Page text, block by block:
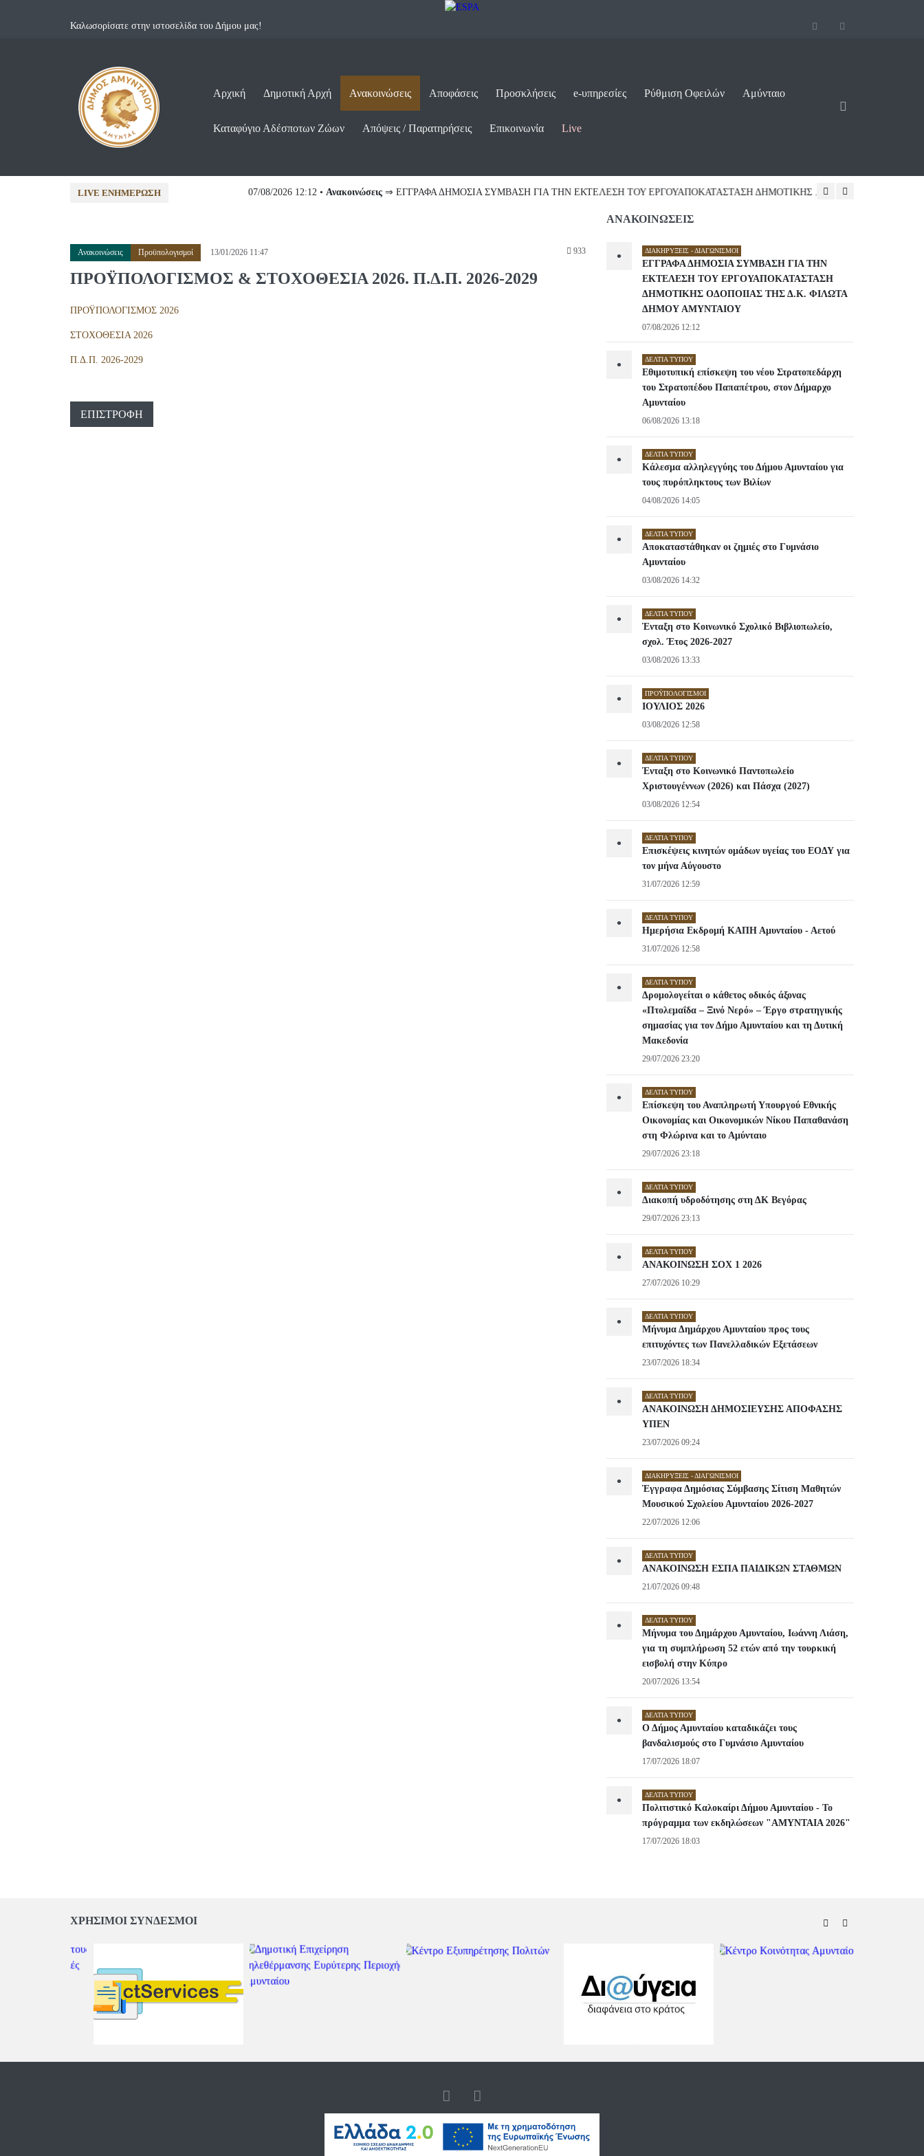
Καλωσορίσατε στην ιστοσελίδα του Δήμου μας!
Αρχική Δημοτική Αρχή Ανακοινώσεις Αποφάσεις Προσκλήσεις e-υπηρεσίες Ρύθμιση Οφειλών Αμύνταιο
Καταφύγιο Αδέσποτων Ζώων Απόψεις / Παρατηρήσεις Επικοινωνία Live
LIVE ΕΝΗΜΈΡΩΣΗ 07/08/2026 12:12 •Ανακοινώσεις⇒ ΕΓΓΡΑΦΑ ΔΗΜΟΣΙΑ ΣΥΜΒΑΣΗ ΓΙΑ ΤΗΝ ΕΚΤΕΛΕΣΗ ΤΟΥ ΕΡΓΟΥΑΠΟΚΑΤΑΣΤΑΣΗ ΔΗΜΟΤΙΚΗΣ ...
Ανακοινώσεις Προϋπολογισμοί 13/01/2026 11:47 933
ΠΡΟΫΠΟΛΟΓΙΣΜΟΣ & ΣΤΟΧΟΘΕΣΙΑ 2026. Π.Δ.Π. 2026-2029
ΠΡΟΫΠΟΛΟΓΙΣΜΟΣ 2026
ΣΤΟΧΟΘΕΣΙΑ 2026
Π.Δ.Π. 2026-2029
ΕΠΙΣΤΡΟΦΉ
ΑΝΑΚΟΙΝΩΣΕΙΣ
• ΔΙΑΚΗΡΎΞΕΙΣ - ΔΙΑΓΩΝΙΣΜΟΊ
ΕΓΓΡΑΦΑ ΔΗΜΟΣΙΑ ΣΥΜΒΑΣΗ ΓΙΑ ΤΗΝ
ΕΚΤΕΛΕΣΗ ΤΟΥ ΕΡΓΟΥΑΠΟΚΑΤΑΣΤΑΣΗ
ΔΗΜΟΤΙΚΗΣ ΟΔΟΠΟΙΙΑΣ ΤΗΣ Δ.Κ. ΦΙΛΩΤΑ
ΔΗΜΟΥ ΑΜΥΝΤΑΙΟΥ
07/08/2026 12:12
• ΔΕΛΤΊΑ ΤΎΠΟΥ
Εθιμοτυπική επίσκεψη του νέου Στρατοπεδάρχη
του Στρατοπέδου Παπαπέτρου, στον Δήμαρχο
Αμυνταίου
06/08/2026 13:18
• ΔΕΛΤΊΑ ΤΎΠΟΥ
Κάλεσμα αλληλεγγύης του Δήμου Αμυνταίου για
τους πυρόπληκτους των Βιλίων
04/08/2026 14:05
• ΔΕΛΤΊΑ ΤΎΠΟΥ
Αποκαταστάθηκαν οι ζημιές στο Γυμνάσιο
Αμυνταίου
03/08/2026 14:32
• ΔΕΛΤΊΑ ΤΎΠΟΥ
Ένταξη στο Κοινωνικό Σχολικό Βιβλιοπωλείο,
σχολ. Έτος 2026-2027
03/08/2026 13:33
• ΠΡΟΫΠΟΛΟΓΙΣΜΟΊ
ΙΟΥΛΙΟΣ 2026
03/08/2026 12:58
• ΔΕΛΤΊΑ ΤΎΠΟΥ
Ένταξη στο Κοινωνικό Παντοπωλείο
Χριστουγέννων (2026) και Πάσχα (2027)
03/08/2026 12:54
• ΔΕΛΤΊΑ ΤΎΠΟΥ
Επισκέψεις κινητών ομάδων υγείας του ΕΟΔΥ για
τον μήνα Αύγουστο
31/07/2026 12:59
• ΔΕΛΤΊΑ ΤΎΠΟΥ
Ημερήσια Εκδρομή ΚΑΠΗ Αμυνταίου - Αετού
31/07/2026 12:58
• ΔΕΛΤΊΑ ΤΎΠΟΥ
Δρομολογείται ο κάθετος οδικός άξονας
«Πτολεμαΐδα – Ξινό Νερό» – Έργο στρατηγικής
σημασίας για τον Δήμο Αμυνταίου και τη Δυτική
Μακεδονία
29/07/2026 23:20
• ΔΕΛΤΊΑ ΤΎΠΟΥ
Επίσκεψη του Αναπληρωτή Υπουργού Εθνικής
Οικονομίας και Οικονομικών Νίκου Παπαθανάση
στη Φλώρινα και το Αμύνταιο
29/07/2026 23:18
• ΔΕΛΤΊΑ ΤΎΠΟΥ
Διακοπή υδροδότησης στη ΔΚ Βεγόρας
29/07/2026 23:13
• ΔΕΛΤΊΑ ΤΎΠΟΥ
ΑΝΑΚΟΙΝΩΣΗ ΣΟΧ 1 2026
27/07/2026 10:29
• ΔΕΛΤΊΑ ΤΎΠΟΥ
Μήνυμα Δημάρχου Αμυνταίου προς τους
επιτυχόντες των Πανελλαδικών Εξετάσεων
23/07/2026 18:34
• ΔΕΛΤΊΑ ΤΎΠΟΥ
ΑΝΑΚΟΙΝΩΣΗ ΔΗΜΟΣΙΕΥΣΗΣ ΑΠΟΦΑΣΗΣ
ΥΠΕΝ
23/07/2026 09:24
• ΔΙΑΚΗΡΎΞΕΙΣ - ΔΙΑΓΩΝΙΣΜΟΊ
Έγγραφα Δημόσιας Σύμβασης Σίτιση Μαθητών
Μουσικού Σχολείου Αμυνταίου 2026-2027
22/07/2026 12:06
• ΔΕΛΤΊΑ ΤΎΠΟΥ
ΑΝΑΚΟΙΝΩΣΗ ΕΣΠΑ ΠΑΙΔΙΚΩΝ ΣΤΑΘΜΩΝ
21/07/2026 09:48
• ΔΕΛΤΊΑ ΤΎΠΟΥ
Μήνυμα του Δημάρχου Αμυνταίου, Ιωάννη Λιάση,
για τη συμπλήρωση 52 ετών από την τουρκική
εισβολή στην Κύπρο
20/07/2026 13:54
• ΔΕΛΤΊΑ ΤΎΠΟΥ
Ο Δήμος Αμυνταίου καταδικάζει τους
βανδαλισμούς στο Γυμνάσιο Αμυνταίου
17/07/2026 18:07
• ΔΕΛΤΊΑ ΤΎΠΟΥ
Πολιτιστικό Καλοκαίρι Δήμου Αμυνταίου - Το
πρόγραμμα των εκδηλώσεων "ΑΜΥΝΤΑΙΑ 2026"
17/07/2026 18:03
ΧΡΗΣΙΜΟΙ ΣΥΝΔΕΣΜΟΙ